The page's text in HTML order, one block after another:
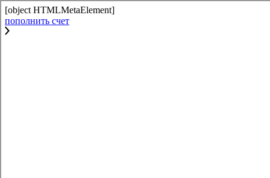
[object HTMLMetaElement]
пополнить счет